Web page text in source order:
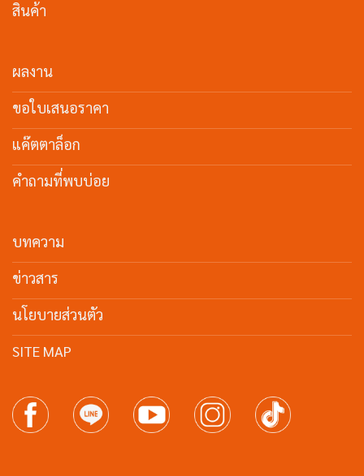
สินค้า
ผลงาน
ขอใบเสนอราคา
แค๊ตตาล็อก
คำถามที่พบบ่อย
บทความ
ข่าวสาร
นโยบายส่วนตัว
SITE MAP